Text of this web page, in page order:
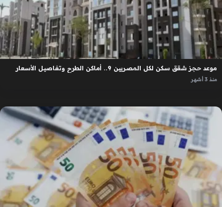
موعد حجز شقق سكن لكل المصريين 9.. أماكن الطرح وتفاصيل الأسعار
منذ 3 أشهر